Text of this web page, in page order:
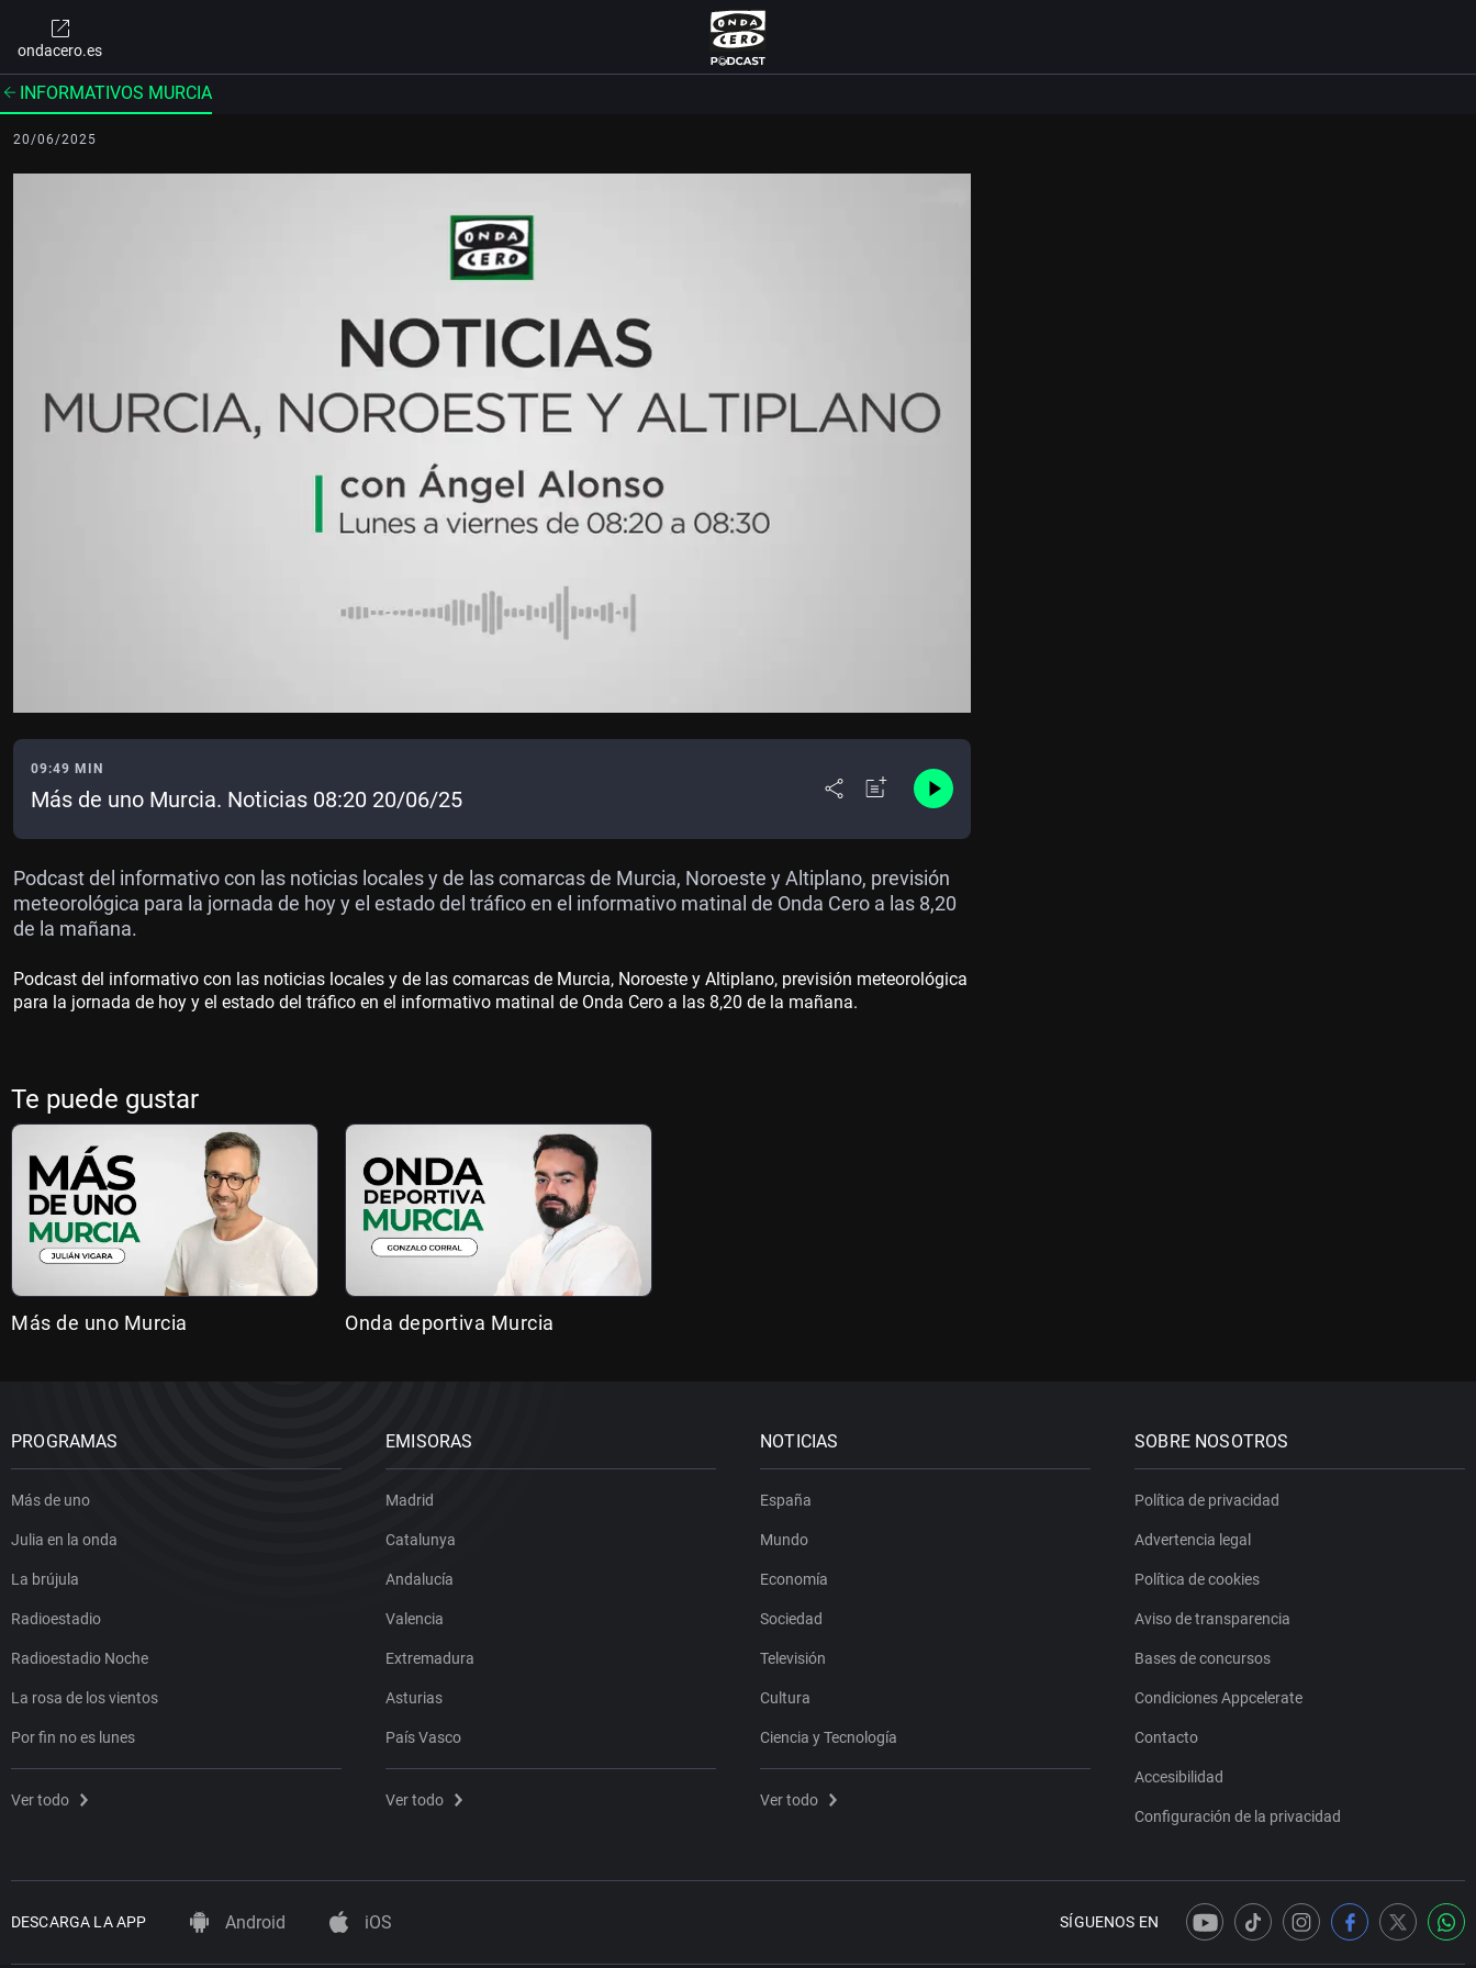
ondacero.es
INFORMATIVOS MURCIA
20/06/2025
09:49 MIN
Más de uno Murcia. Noticias 08:20 20/06/25
Podcast del informativo con las noticias locales y de las comarcas de Murcia, Noroeste y Altiplano, previsión
meteorológica para la jornada de hoy y el estado del tráfico en el informativo matinal de Onda Cero a las 8,20
de la mañana.
Podcast del informativo con las noticias locales y de las comarcas de Murcia, Noroeste y Altiplano, previsión meteorológica
para la jornada de hoy y el estado del tráfico en el informativo matinal de Onda Cero a las 8,20 de la mañana.
Te puede gustar
Más de uno Murcia Onda deportiva Murcia
PROGRAMAS
Más de uno
Julia en la onda
La brújula
Radioestadio
Radioestadio Noche
La rosa de los vientos
Por fin no es lunes
Ver todo
EMISORAS
Madrid
Catalunya
Andalucía
Valencia
Extremadura
Asturias
País Vasco
Ver todo
NOTICIAS
España
Mundo
Economía
Sociedad
Televisión
Cultura
Ciencia y Tecnología
Ver todo
SOBRE NOSOTROS
Política de privacidad
Advertencia legal
Política de cookies
Aviso de transparencia
Bases de concursos
Condiciones Appcelerate
Contacto
Accesibilidad
Configuración de la privacidad
DESCARGA LA APP Android iOS SÍGUENOS EN